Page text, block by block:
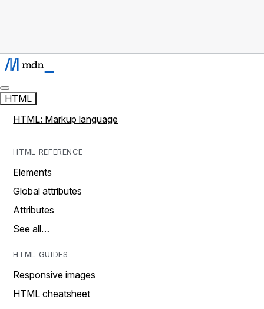
HTML
HTML: Markup language
HTML REFERENCE
Elements
Global attributes
Attributes
See all…
HTML GUIDES
Responsive images
HTML cheatsheet